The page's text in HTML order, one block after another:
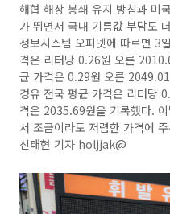
해협 해상 봉쇄 유지 방침과 미
가 뛰면서 국내 기름값 부담도
정보시스템 오피넷에 따르면 3
격은 리터당 0.26원 오른
균 가격은 0.29원 오른
경유 전국 평균 가격은 리터당
격은 2035.69원을 기록했다.
서 조금이라도 저렴한 가격에
신태현 기자 holjjak@